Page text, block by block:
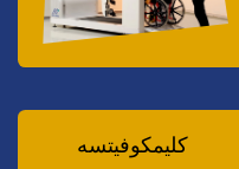
كليمكوفيتسه